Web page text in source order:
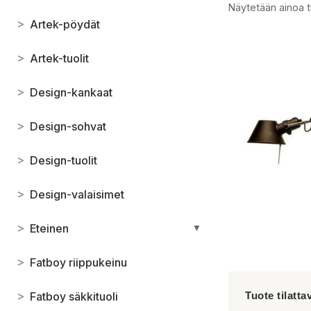
> Artek-pöydät
> Artek-tuolit
> Design-kankaat
> Design-sohvat
> Design-tuolit
> Design-valaisimet
> Eteinen ▼
> Fatboy riippukeinu
> Fatboy säkkituoli
Näytetään ainoa